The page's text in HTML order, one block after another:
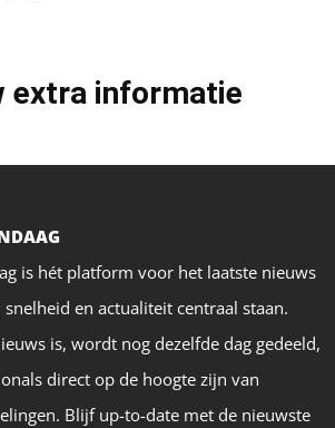
extra informatie
is hét platform voor het laatste nieuws
en actualiteit centraal staan.
is, wordt nog dezelfde dag gedeeld,
direct op de hoogte zijn van
Blijf up-to-date met de nieuwste